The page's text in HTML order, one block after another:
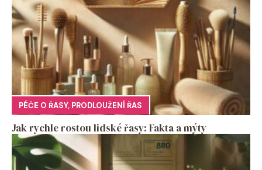
PÉČE O ŘASY, PRODLOUŽENÍ ŘAS
Jak rychle rostou lidské řasy: Fakta a mýty